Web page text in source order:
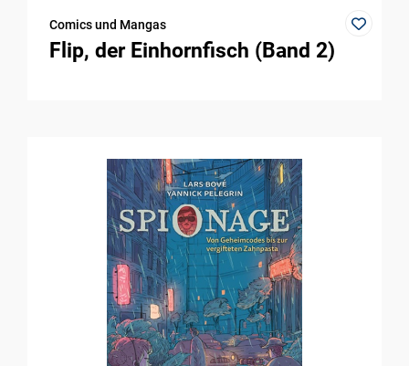
Comics und Mangas
Flip, der Einhornfisch (Band 2)